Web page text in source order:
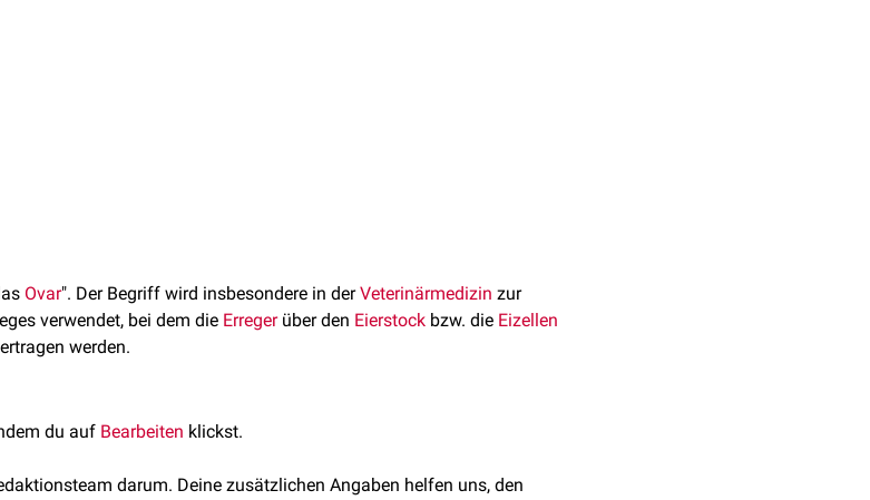
Ovar". Der Begriff wird insbesondere in derVeterinärmedizin zur
verwendet, bei dem die Erregerüber den Eierstock bzw. die Eizellen
werden.
du auf Bearbeiten klickst.
darum. Deine zusätzlichen Angaben helfen uns, den